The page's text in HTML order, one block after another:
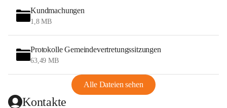
Kundmachungen
1,8 MB
Protokolle Gemeindevertretungssitzungen
63,49 MB
Alle Dateien sehen
Kontakte